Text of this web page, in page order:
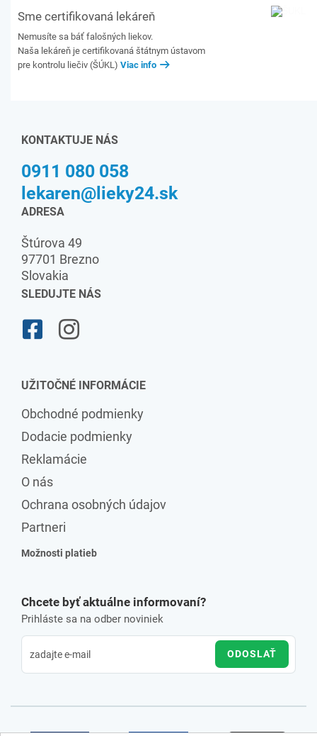
Sme certifikovaná lekáreň
Nemusíte sa báť falošných liekov.
Naša lekáreň je certifikovaná štátnym ústavom
pre kontrolu liečiv (ŠÚKL) Viac info
KONTAKTUJE NÁS
0911 080 058
lekaren@lieky24.sk
ADRESA
Štúrova 49
97701 Brezno
Slovakia
SLEDUJTE NÁS
UŽITOČNÉ INFORMÁCIE
Obchodné podmienky
Dodacie podmienky
Reklamácie
O nás
Ochrana osobných údajov
Partneri
Možnosti platieb
Chcete byť aktuálne informovaní?
Prihláste sa na odber noviniek
ODOSLAŤ